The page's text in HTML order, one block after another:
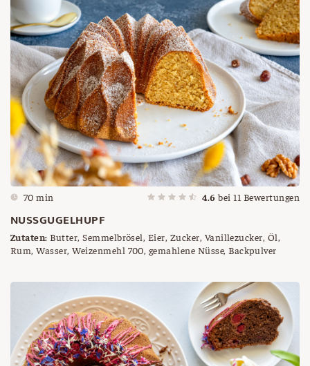
70 min 4.6 bei11 Bewertungen
NUSSGUGELHUPF
Zutaten: Butter, Semmelbrösel, Eier, Zucker, Vanillezucker, Öl,
Rum, Wasser, Weizenmehl 700, gemahlene Nüsse, Backpulver